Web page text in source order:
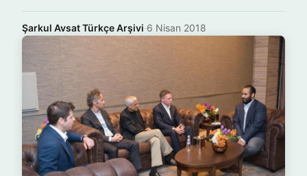
Şarkul Avsat Türkçe Arşivi·6 Nisan 2018